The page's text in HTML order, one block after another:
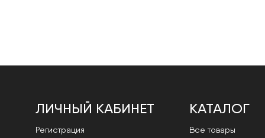
ЛИЧНЫЙ КАБИНЕТ
Регистрация
КАТАЛОГ
Все товары